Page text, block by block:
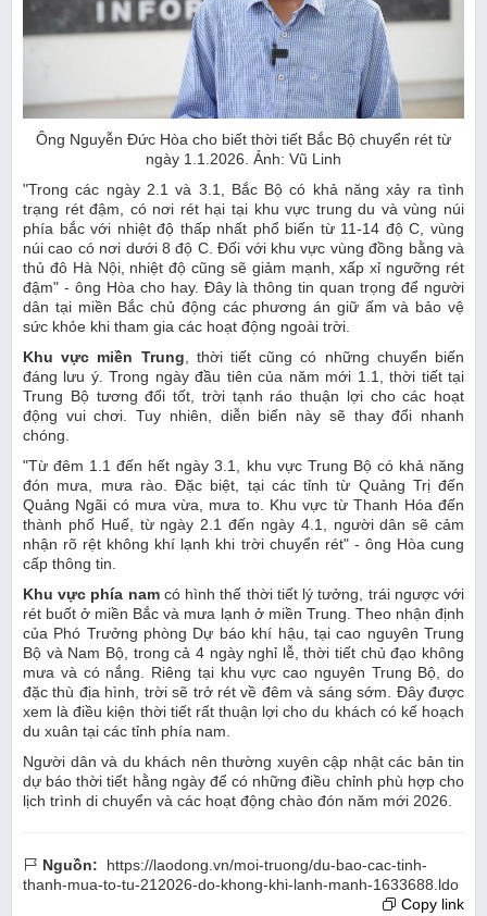
Ông Nguyễn Đức Hòa cho biết thời tiết Bắc Bộ chuyển rét từ
ngày 1.1.2026. Ảnh: Vũ Linh
"Trong các ngày 2.1 và 3.1, Bắc Bộ có khả năng xảy ra tình
trạng rét đậm, có nơi rét hại tại khu vực trung du và vùng núi
phía bắc với nhiệt độ thấp nhất phổ biến từ 11-14 độ C, vùng
núi cao có nơi dưới 8 độ C. Đối với khu vực vùng đồng bằng và
thủ đô Hà Nội, nhiệt độ cũng sẽ giảm mạnh, xấp xỉ ngưỡng rét
đậm" - ông Hòa cho hay. Đây là thông tin quan trọng để người
dân tại miền Bắc chủ động các phương án giữ ấm và bảo vệ
sức khỏe khi tham gia các hoạt động ngoài trời.
Khu vực miền Trung , thời tiết cũng có những chuyển biến
đáng lưu ý. Trong ngày đầu tiên của năm mới 1.1, thời tiết tại
Trung Bộ tương đối tốt, trời tạnh ráo thuận lợi cho các hoạt
động vui chơi. Tuy nhiên, diễn biến này sẽ thay đổi nhanh
chóng.
"Từ đêm 1.1 đến hết ngày 3.1, khu vực Trung Bộ có khả năng
đón mưa, mưa rào. Đặc biệt, tại các tỉnh từ Quảng Trị đến
Quảng Ngãi có mưa vừa, mưa to. Khu vực từ Thanh Hóa đến
thành phố Huế, từ ngày 2.1 đến ngày 4.1, người dân sẽ cảm
nhận rõ rệt không khí lạnh khi trời chuyển rét" - ông Hòa cung
cấp thông tin.
Khu vực phía namcó hình thế thời tiết lý tưởng, trái ngược với
rét buốt ở miền Bắc và mưa lạnh ở miền Trung. Theo nhận định
của Phó Trưởng phòng Dự báo khí hậu, tại cao nguyên Trung
Bộ và Nam Bộ, trong cả 4 ngày nghỉ lễ, thời tiết chủ đạo không
mưa và có nắng. Riêng tại khu vực cao nguyên Trung Bộ, do
đặc thù địa hình, trời sẽ trở rét về đêm và sáng sớm. Đây được
xem là điều kiện thời tiết rất thuận lợi cho du khách có kế hoạch
du xuân tại các tỉnh phía nam.
Người dân và du khách nên thường xuyên cập nhật các bản tin
dự báo thời tiết hằng ngày để có những điều chỉnh phù hợp cho
lịch trình di chuyển và các hoạt động chào đón năm mới 2026.
Nguồn:
https://laodong.vn/moi-truong/du-bao-cac-tinh-
thanh-mua-to-tu-212026-do-khong-khi-lanh-manh-1633688.ldo
Copy link